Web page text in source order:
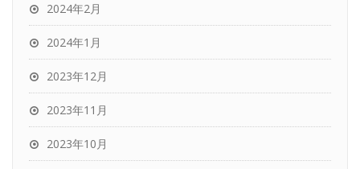
2024年2月
2024年1月
2023年12月
2023年11月
2023年10月